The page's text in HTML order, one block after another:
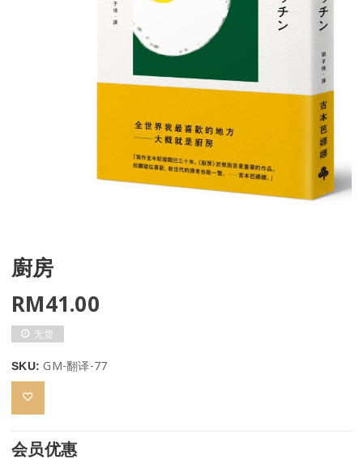
廚房
RM41.00
无货
SKU:GM-翻译-77
会员优惠